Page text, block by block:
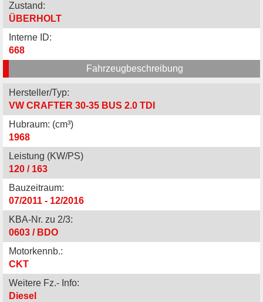
Zustand:
ÜBERHOLT
Interne ID:
668
Fahrzeugbeschreibung
Hersteller/Typ:
VW CRAFTER 30-35 BUS 2.0 TDI
Hubraum: (cm³)
1968
Leistung (KW/PS)
120 / 163
Bauzeitraum:
07/2011 - 12/2016
KBA-Nr. zu 2/3:
0603 / BDO
Motorkennb.:
CKT
Weitere Fz.- Info:
Diesel